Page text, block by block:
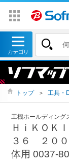
トップ ＞ 工具・
工機ホールディング
ＨｉＫＯＫ
３６ ２０
体用 0037-